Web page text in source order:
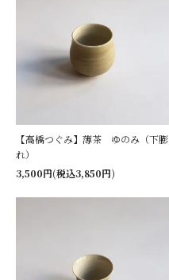
【高橋つぐみ】薄茶 ゆのみ（下膨
れ）
3,500円(税込3,850円)